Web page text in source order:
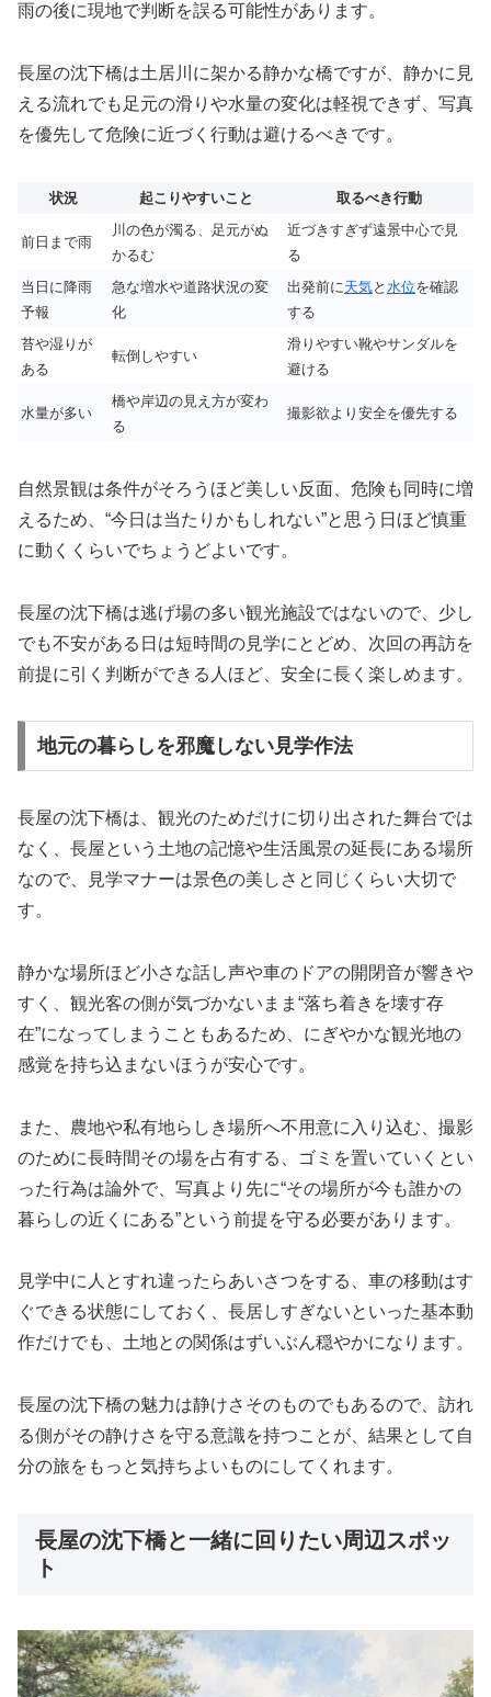
雨の後に現地で判断を誤る可能性があります。
長屋の沈下橋は土居川に架かる静かな橋ですが、静かに見
える流れでも足元の滑りや水量の変化は軽視できず、写真
を優先して危険に近づく行動は避けるべきです。
状況 起こりやすいこと 取るべき行動
前日まで雨
川の色が濁る、足元がぬ
かるむ
近づきすぎず遠景中心で見
る
当日に降雨
予報
急な増水や道路状況の変
化
出発前に 天気と 水位を確認
する
苔や湿りが
ある
転倒しやすい
滑りやすい靴やサンダルを
避ける
水量が多い
橋や岸辺の見え方が変わ
る
撮影欲より安全を優先する
自然景観は条件がそろうほど美しい反面、危険も同時に増
えるため、“今日は当たりかもしれない”と思う日ほど慎重
に動くくらいでちょうどよいです。
長屋の沈下橋は逃げ場の多い観光施設ではないので、少し
でも不安がある日は短時間の見学にとどめ、次回の再訪を
前提に引く判断ができる人ほど、安全に長く楽しめます。
地元の暮らしを邪魔しない見学作法
長屋の沈下橋は、観光のためだけに切り出された舞台では
なく、長屋という土地の記憶や生活風景の延長にある場所
なので、見学マナーは景色の美しさと同じくらい大切で
す。
静かな場所ほど小さな話し声や車のドアの開閉音が響きや
すく、観光客の側が気づかないまま“落ち着きを壊す存
在”になってしまうこともあるため、にぎやかな観光地の
感覚を持ち込まないほうが安心です。
また、農地や私有地らしき場所へ不用意に入り込む、撮影
のために長時間その場を占有する、ゴミを置いていくとい
った行為は論外で、写真より先に“その場所が今も誰かの
暮らしの近くにある”という前提を守る必要があります。
見学中に人とすれ違ったらあいさつをする、車の移動はす
ぐできる状態にしておく、長居しすぎないといった基本動
作だけでも、土地との関係はずいぶん穏やかになります。
長屋の沈下橋の魅力は静けさそのものでもあるので、訪れ
る側がその静けさを守る意識を持つことが、結果として自
分の旅をもっと気持ちよいものにしてくれます。
長屋の沈下橋と一緒に回りたい周辺スポッ
ト